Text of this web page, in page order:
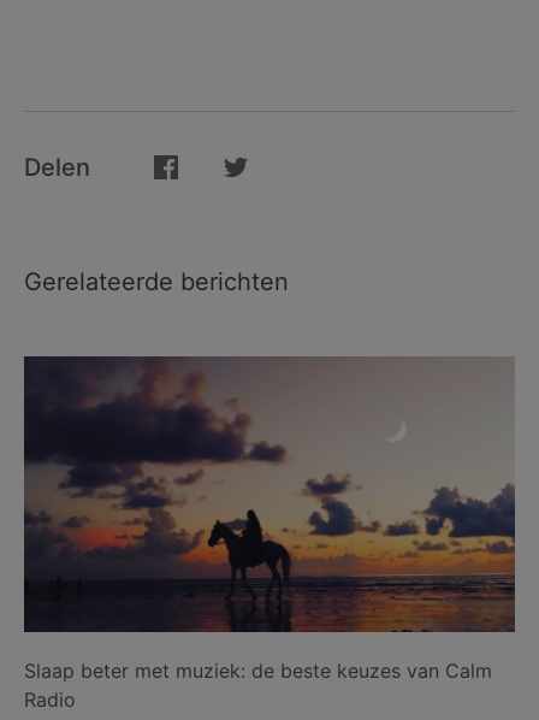
Delen
Gerelateerde berichten
Slaap beter met muziek: de beste keuzes van Calm
Radio